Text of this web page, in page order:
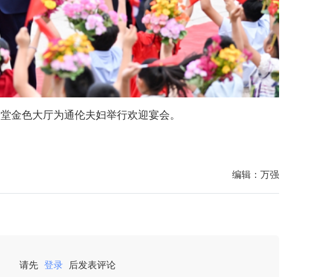
金色大厅为通伦夫妇举行欢迎宴会。
编辑： 万强
请先 登录 后发表评论